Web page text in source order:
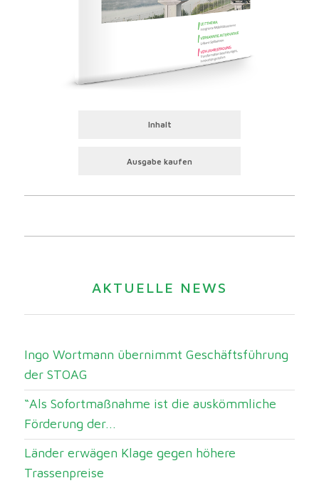
Inhalt
Ausgabe kaufen
AKTUELLE NEWS
Ingo Wortmann übernimmt Geschäftsführung
der STOAG
“Als Sofortmaßnahme ist die auskömmliche
Förderung der...
Länder erwägen Klage gegen höhere
Trassenpreise